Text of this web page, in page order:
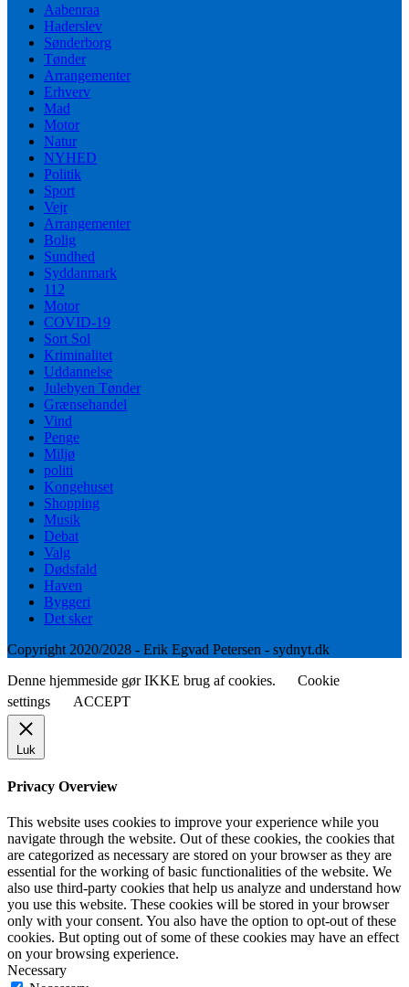
Aabenraa
Haderslev
Sønderborg
Tønder
Arrangementer
Erhverv
Mad
Motor
Natur
NYHED
Politik
Sport
Vejr
Arrangementer
Bolig
Sundhed
Syddanmark
112
Motor
COVID-19
Sort Sol
Kriminalitet
Uddannelse
Julebyen Tønder
Grænsehandel
Vind
Penge
Miljø
politi
Kongehuset
Shopping
Musik
Debat
Valg
Dødsfald
Haven
Byggeri
Det sker
Copyright 2020/2028 - Erik Egvad Petersen - sydnyt.dk
Denne hjemmeside gør IKKE brug af cookies.
Cookie
settings
ACCEPT
Luk
Privacy Overview
This website uses cookies to improve your experience while you
navigate through the website. Out of these cookies, the cookies that
are categorized as necessary are stored on your browser as they are
essential for the working of basic functionalities of the website. We
also use third-party cookies that help us analyze and understand how
you use this website. These cookies will be stored in your browser
only with your consent. You also have the option to opt-out of these
cookies. But opting out of some of these cookies may have an effect
on your browsing experience.
Necessary